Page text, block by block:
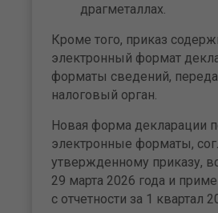
драгметаллах.
Кроме того, приказ
электронный формат
форматы сведений,
налоговый орган.
Новая форма декларации
электронные форматы,
утвержденному приказу,
29 марта 2026 года и
с отчетности за 1 квартал